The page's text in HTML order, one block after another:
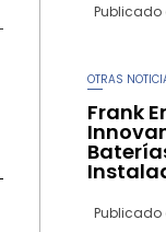
Publicado
OTRAS
Frank
Publicado